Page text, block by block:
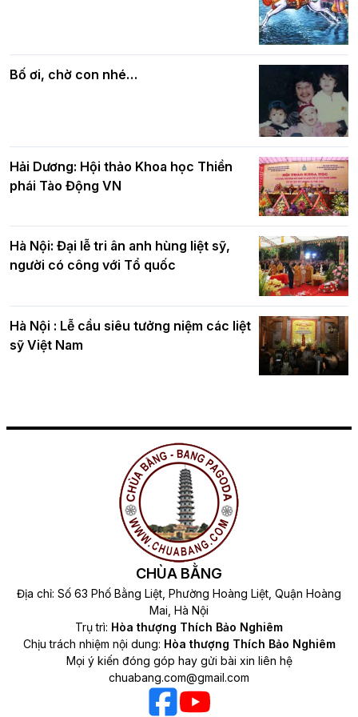
chúc mừng BTS GHPGVN TP. Hà Nội
nhân mùa Phật đản PL.2570
Phật giáo chính tín Phần 7: Luật nhân
quả
Bố ơi, chờ con nhé…
Hải Dương: Hội thảo Khoa học Thiền
phái Tào Động VN
Hà Nội: Đại lễ tri ân anh hùng liệt sỹ,
người có công với Tổ quốc
Hà Nội : Lễ cầu siêu tưởng niệm các liệt
sỹ Việt Nam
CHÙA BẰNG
Địa chỉ: Số 63 Phố Bằng Liệt, Phường Hoàng Liệt, Quận Hoàng
Mai, Hà Nội
Trụ trì: Hòa thượng Thích Bảo Nghiêm
Chịu trách nhiệm nội dung: Hòa thượng Thích Bảo Nghiêm
Mọi ý kiến đóng góp hay gửi bài xin liên hệ
chuabang.com@gmail.com